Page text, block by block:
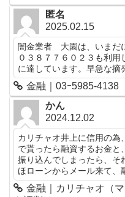
匿名
2025.02.15
闇金業者 大園は、いまだ
０３８７７６０２３も利
に達しています。早急な摘
金融｜03ｰ5985-4138
かん
2024.12.02
カリチャオ井上に信用の為
で貰ったら融資するお金と
振り込んでしまったら、そ
ほローンからメール来て、
金融｜カリチャオ（